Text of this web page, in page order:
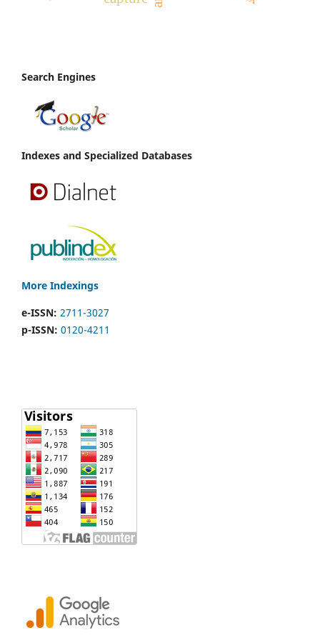
Search Engines
Indexes and Specialized Databases
More Indexings
e-ISSN: 2711-3027
p-ISSN: 0120-4211